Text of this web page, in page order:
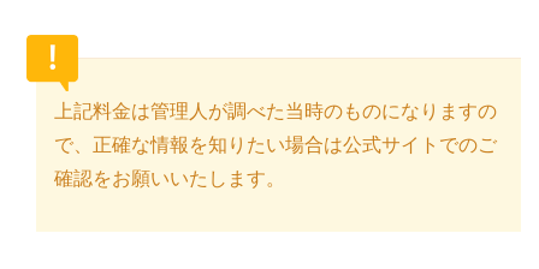
上記料金は管理人が調べた当時のものになりますの
で、正確な情報を知りたい場合は公式サイトでのご
確認をお願いいたします。